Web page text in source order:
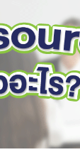
BLOG